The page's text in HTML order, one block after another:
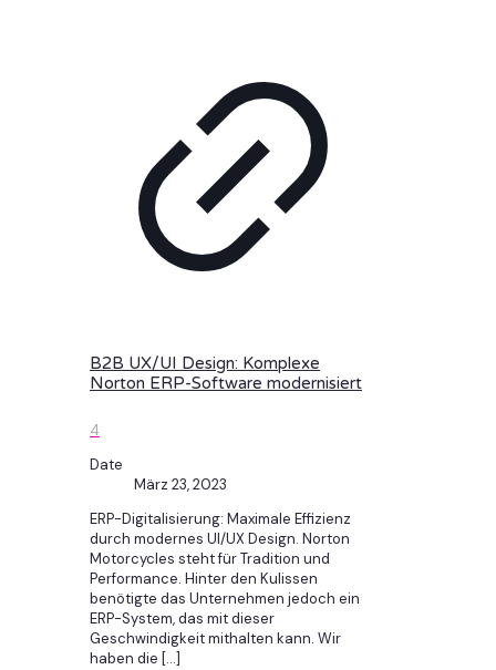
B2B UX/UI Design: Komplexe
Norton ERP-Software modernisiert
4
Date
März 23, 2023
ERP-Digitalisierung: Maximale Effizienz
durch modernes UI/UX Design. Norton
Motorcycles steht für Tradition und
Performance. Hinter den Kulissen
benötigte das Unternehmen jedoch ein
ERP-System, das mit dieser
Geschwindigkeit mithalten kann. Wir
haben die […]